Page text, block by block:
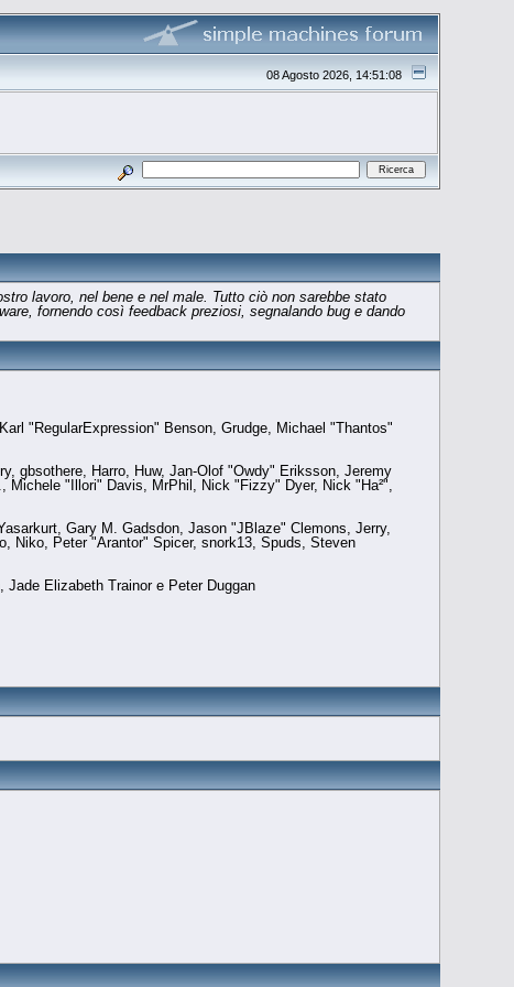
08 Agosto 2026, 14:51:08
lavoro, nel bene e nel male. Tutto ciò non sarebbe stato
fornendo così feedback preziosi, segnalando bug e dando
"RegularExpression" Benson, Grudge, Michael "Thantos"
gbsothere, Harro, Huw, Jan-Olof "Owdy" Eriksson, Jeremy
"Illori" Davis, MrPhil, Nick "Fizzy" Dyer, Nick "Ha²",
Gary M. Gadsdon, Jason "JBlaze" Clemons, Jerry,
Niko, Peter "Arantor" Spicer, snork13, Spuds, Steven
Elizabeth Trainor e Peter Duggan